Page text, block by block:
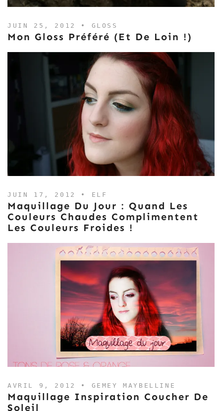
JUIN 25, 2012 • GLOSS
Mon Gloss Préféré (et De Loin !)
JUIN 17, 2012 • ELF
Maquillage Du Jour : Quand Les
Couleurs Chaudes Complimentent
Les Couleurs Froides !
AVRIL 9, 2012 • GEMEY MAYBELLINE
Maquillage Inspiration Coucher De
Soleil